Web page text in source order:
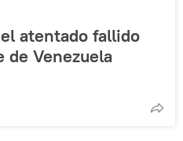
atentado fallido
Venezuela